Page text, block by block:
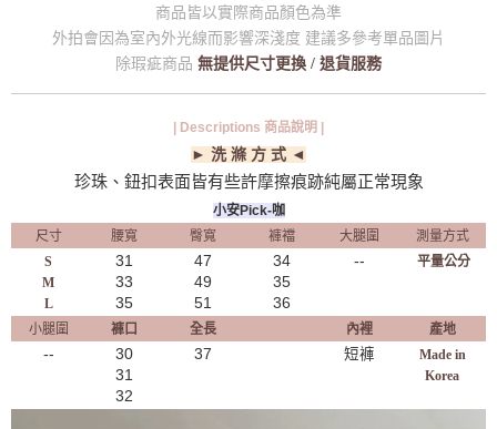
商品皆以實際商品顏色為準
外拍會因為室內外光線而影響深淺度 建議多參考單品圖片
除瑕疵商品 無提供尺寸更換 / 退貨服務
| Descriptions 商品說明 |
► 洗 滌 方 式 ◄
珍珠、鈕扣表面皆有些許摩擦痕跡純屬正常現象
小安Pick-咖
尺寸
腰寬 臀寬 褲襠 大腿圍
測量方式
S
M
L
31
33
35
47
49
51
34
35
36
-- 平量公分
小腿圍 褲口 全長 內裡 產地
--
30
31
32
37 短褲
Made in
Korea